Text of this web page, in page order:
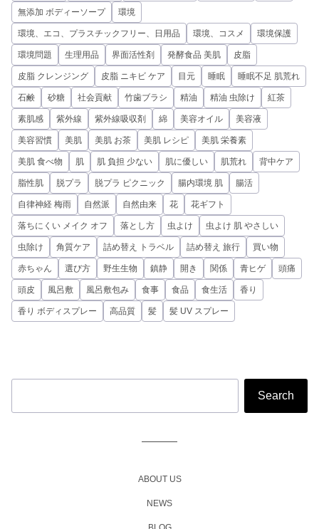
無添加 ボディーソープ 環境
環境、エコ、プラスチックフリー、日用品 環境、コスメ 環境保護
環境問題 生理用品 界面活性剤 発酵食品 美肌 皮脂
皮脂 クレンジング 皮脂 ニキビ ケア 目元 睡眠 睡眠不足 肌荒れ
石鹸 砂糖 社会貢献 竹歯ブラシ 精油 精油 虫除け 紅茶
素肌感 紫外線 紫外線吸収剤 綿 美容オイル 美容液
美容習慣 美肌 美肌 お茶 美肌 レシピ 美肌 栄養素
美肌 食べ物 肌 肌 負担 少ない 肌に優しい 肌荒れ 背中ケア
脂性肌 脱プラ 脱プラ ピクニック 腸内環境 肌 腸活
自律神経 梅雨 自然派 自然由来 花 花ギフト
落ちにくい メイク オフ 落とし方 虫よけ 虫よけ 肌 やさしい
虫除け 角質ケア 詰め替え トラベル 詰め替え 旅行 買い物
赤ちゃん 選び方 野生生物 鎮静 開き 関係 青ヒゲ 頭痛
頭皮 風呂敷 風呂敷包み 食事 食品 食生活 香り
香り ボディスプレー 高品質 髪 髪 UV スプレー
ABOUT US
NEWS